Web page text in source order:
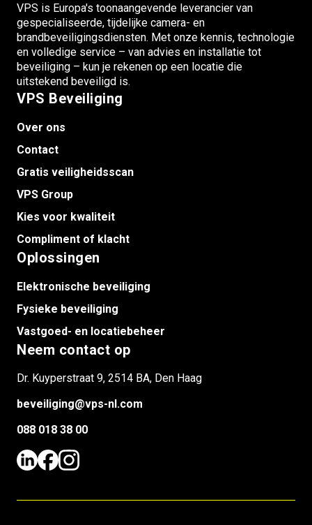
VPS is Europa's toonaangevende leverancier van
gespecialiseerde, tijdelijke camera- en
brandbeveiligingsdiensten. Met onze kennis, technologie
en volledige service – van advies en installatie tot
beveiliging – kun je rekenen op een locatie die
uitstekend beveiligd is.
VPS Beveiliging
Over ons
Contact
Gratis veiligheidsscan
VPS Group
Kies voor kwaliteit
Compliment of klacht
Oplossingen
Elektronische beveiliging
Fysieke beveiliging
Vastgoed- en locatiebeheer
Neem contact op
Dr. Kuyperstraat 9, 2514 BA, Den Haag
beveiliging@vps-nl.com
088 018 38 00